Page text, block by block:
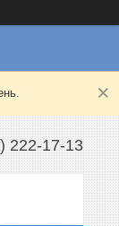
222-17-13